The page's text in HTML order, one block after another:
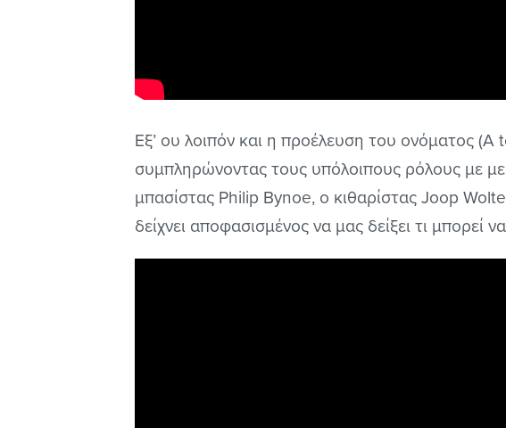
Εξ’ ου λοιπόν και η προέλευση του ονόματος
συμπληρώνοντας τους υπόλοιπους ρόλους με
μπασίστας Philip Bynoe, ο κιθαρίστας Joop
δείχνει αποφασισμένος να μας δείξει τι μπορεί